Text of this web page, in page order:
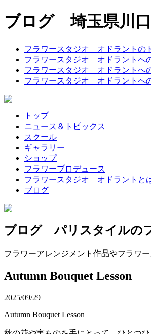
ブログ 埼玉県川
フラワースタジオ オドラントの
フラワースタジオ オドラントへ
フラワースタジオ オドラントへ
フラワースタジオ オドラントへ
トップ
ニュース＆トピックス
スクール
ギャラリー
ショップ
フラワープロデュース
フラワースタジオ オドラントと
ブログ
ブログ パリスタイルの
フラワーアレンジメント作品やフラワ
Autumn Bouquet Lesson
2025/09/29
Autumn Bouquet Lesson